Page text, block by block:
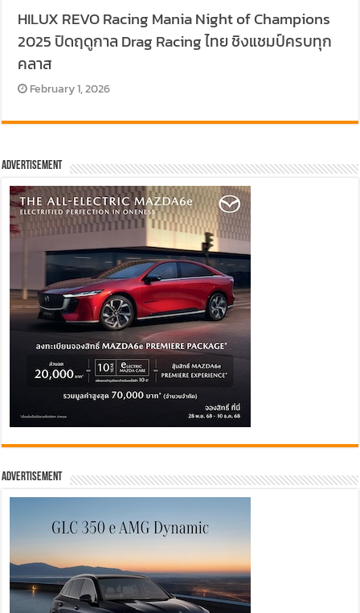
HILUX REVO Racing Mania Night of Champions
2025 ปิดฤดูกาล Drag Racing ไทย ชิงแชมป์ครบทุก
คลาส
February 1, 2026
Advertisement
Advertisement